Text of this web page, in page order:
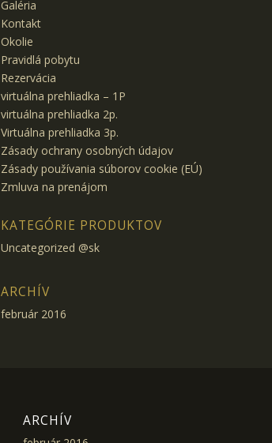
Galéria
Kontakt
Okolie
Pravidlá pobytu
Rezervácia
virtuálna prehliadka – 1P
virtuálna prehliadka 2p.
Virtuálna prehliadka 3p.
Zásady ochrany osobných údajov
Zásady používania súborov cookie (EÚ)
Zmluva na prenájom
KATEGÓRIE PRODUKTOV
Uncategorized @sk
ARCHÍV
február 2016
ARCHÍV